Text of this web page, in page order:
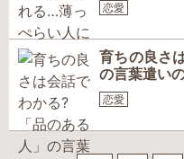
恋愛
育ちの良さ
の言葉遣い
恋愛